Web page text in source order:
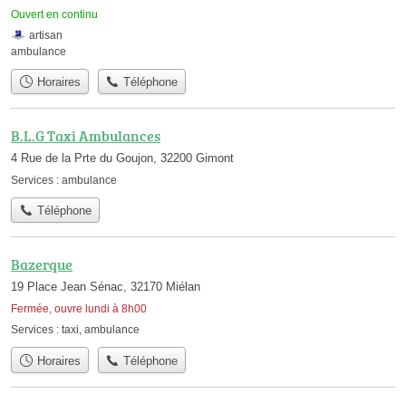
Ouvert en continu
artisan
ambulance
Horaires Téléphone
B.L.G Taxi Ambulances
4 Rue de la Prte du Goujon, 32200 Gimont
Services : ambulance
Téléphone
Bazerque
19 Place Jean Sénac, 32170 Miélan
Fermée, ouvre lundi à 8h00
Services : taxi, ambulance
Horaires Téléphone